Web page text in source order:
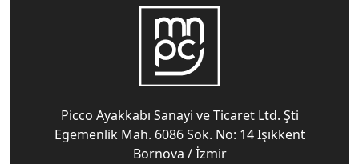
Picco Ayakkabı Sanayi ve Ticaret Ltd. Şti
Egemenlik Mah. 6086 Sok. No: 14 Işıkkent
Bornova / İzmir